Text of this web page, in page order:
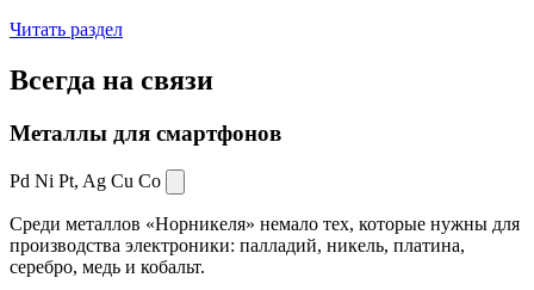
Читать раздел
Всегда на связи
Металлы для смартфонов
Pd Ni Pt, Ag Cu Co
Среди металлов «Норникеля» немало тех, которые нужны для
производства электроники: палладий, никель, платина,
серебро, медь и кобальт.